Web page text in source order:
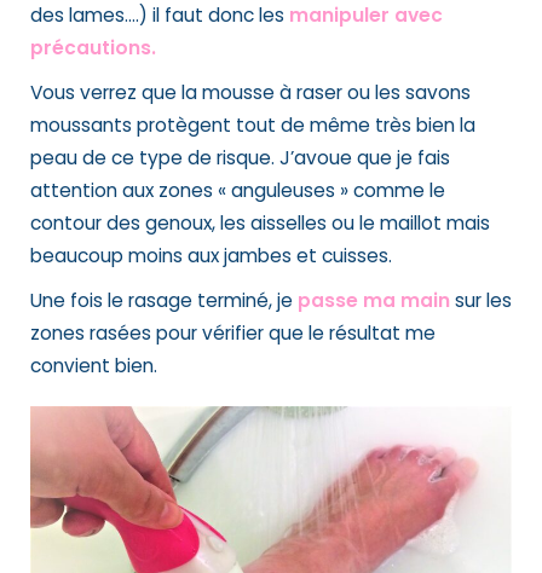
des lames….) il faut donc les manipuler avec
précautions.
Vous verrez que la mousse à raser ou les savons
moussants protègent tout de même très bien la
peau de ce type de risque. J’avoue que je fais
attention aux zones « anguleuses » comme le
contour des genoux, les aisselles ou le maillot mais
beaucoup moins aux jambes et cuisses.
Une fois le rasage terminé, je passe ma main sur les
zones rasées pour vérifier que le résultat me
convient bien.